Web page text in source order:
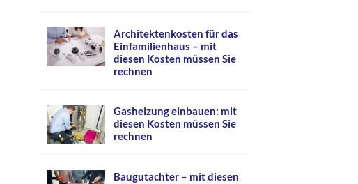
Architektenkosten für das
Einfamilienhaus – mit
diesen Kosten müssen Sie
rechnen
Gasheizung einbauen: mit
diesen Kosten müssen Sie
rechnen
Baugutachter – mit diesen